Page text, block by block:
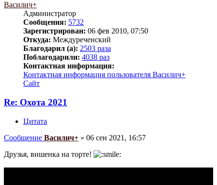
Василич+
Администратор
Сообщения: 5732
Зарегистрирован: 06 фев 2010, 07:50
Откуда: Междуреченский
Благодарил (а): 2503 раза
Поблагодарили: 4038 раз
Контактная информация:
Контактная информация пользователя Василич+
Сайт
Re: Охота 2021
Цитата
Сообщение Василич+ » 06 сен 2021, 16:57
Друзья, вишенка на торте!